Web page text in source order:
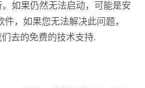
如果仍然无法启动，可能是安
，如果您无法解决此问题，
去的免费的技术支持.